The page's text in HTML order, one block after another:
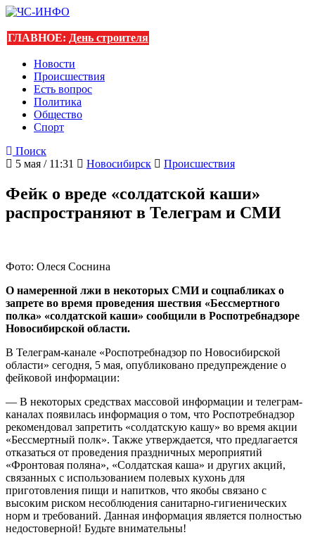
ГЛАВНОЕ: День строителя
Новости
Происшествия
Есть вопрос
Политика
Общество
Спорт
Поиск
5 мая / 11:31
Новосибирск Происшествия
Фейк о вреде «солдатской каши»
распространяют в Телеграм и СМИ
Фото: Олеся Соснина
О намеренной лжи в некоторых СМИ и соцпабликах о
запрете во время проведения шествия «Бессмертного
полка» «солдатской каши» сообщили в Роспотребнадзоре
Новосибирской области.
В Телеграм-канале «Роспотребнадзор по Новосибирской
области» сегодня, 5 мая, опубликовано предупреждение о
фейковой информации:
— В некоторых средствах массовой информации и телеграм-
каналах появилась информация о том, что Роспотребнадзор
рекомендовал запретить «солдатскую кашу» во время акции
«Бессмертный полк». Также утверждается, что предлагается
отказаться от проведения праздничных мероприятий
«Фронтовая поляна», «Солдатская каша» и других акций,
связанных с использованием полевых кухонь для
приготовления пищи и напитков, что якобы связано с
высоким риском несоблюдения санитарно-гигиенических
норм и требований. Данная информация является полностью
недостоверной! Будьте внимательны!